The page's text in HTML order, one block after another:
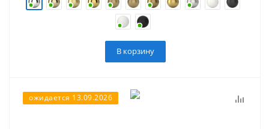
В корзину
ожидается 13.09.2026